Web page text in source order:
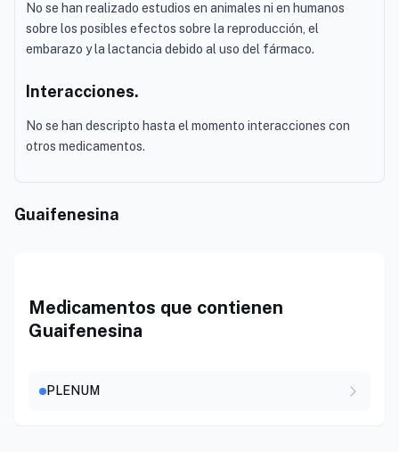
No se han realizado estudios en animales ni en humanos
sobre los posibles efectos sobre la reproducción, el
embarazo y la lactancia debido al uso del fármaco.
Interacciones.
No se han descripto hasta el momento interacciones con
otros medicamentos.
Guaifenesina
Medicamentos que contienen
Guaifenesina
PLENUM